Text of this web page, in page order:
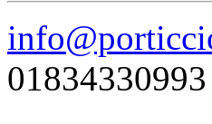
01834330993